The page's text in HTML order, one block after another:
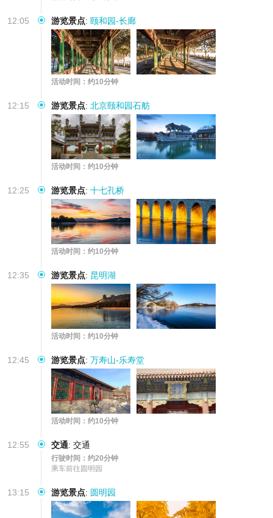
12:05 游览景点: 颐和园-长廊
活动时间：约10分钟
12:15 游览景点: 北京颐和园石舫
活动时间：约10分钟
12:25 游览景点: 十七孔桥
活动时间：约10分钟
12:35 游览景点: 昆明湖
活动时间：约10分钟
12:45 游览景点: 万寿山-乐寿堂
活动时间：约10分钟
12:55 交通: 交通
行驶时间：约20分钟
乘车前往圆明园
13:15 游览景点: 圆明园